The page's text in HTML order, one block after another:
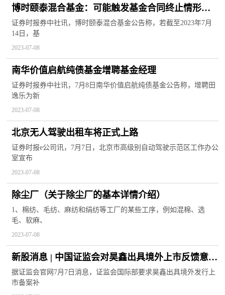
博时颐泰混合基金：可能触发基金合同终止情形的
提示
证券时报券中社讯，博时颐泰混合基金公告称，若截至2023年7月
14日，基
2023-07-08
南华价值启航纯债基金增聘基金经理
证券时报券中社讯，7月8日南华价值启航纯债基金公告称，增聘田
逸乐为新
2023-07-08
北京无人驾驶出租车将正式上路
证券时报e公司讯，7月7日，北京市高级别自动驾驶示范区工作办公
室宣布
2023-07-08
除尘厂（关于除尘厂的基本详情介绍）
1、棉纺、毛纺、麻纺和绢纺等工厂的某些工序，例如混棉、选
毛、软麻、
2023-07-08
新股消息 | 中国证监会对昊鑫出具境外上市反馈意见
要求说明股权架构的合规性
据证监会官网7月7日消息，证监会国际部要求昊鑫出具境外发行上
市备案补